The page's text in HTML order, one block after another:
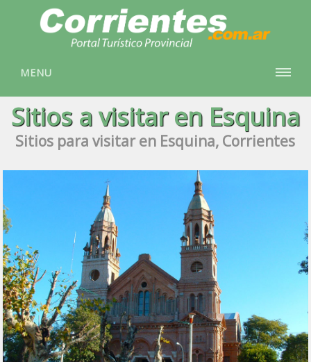
MENU
Sitios a visitar en Esquina
Sitios para visitar en Esquina, Corrientes